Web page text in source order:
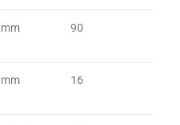
mm 90
mm 16